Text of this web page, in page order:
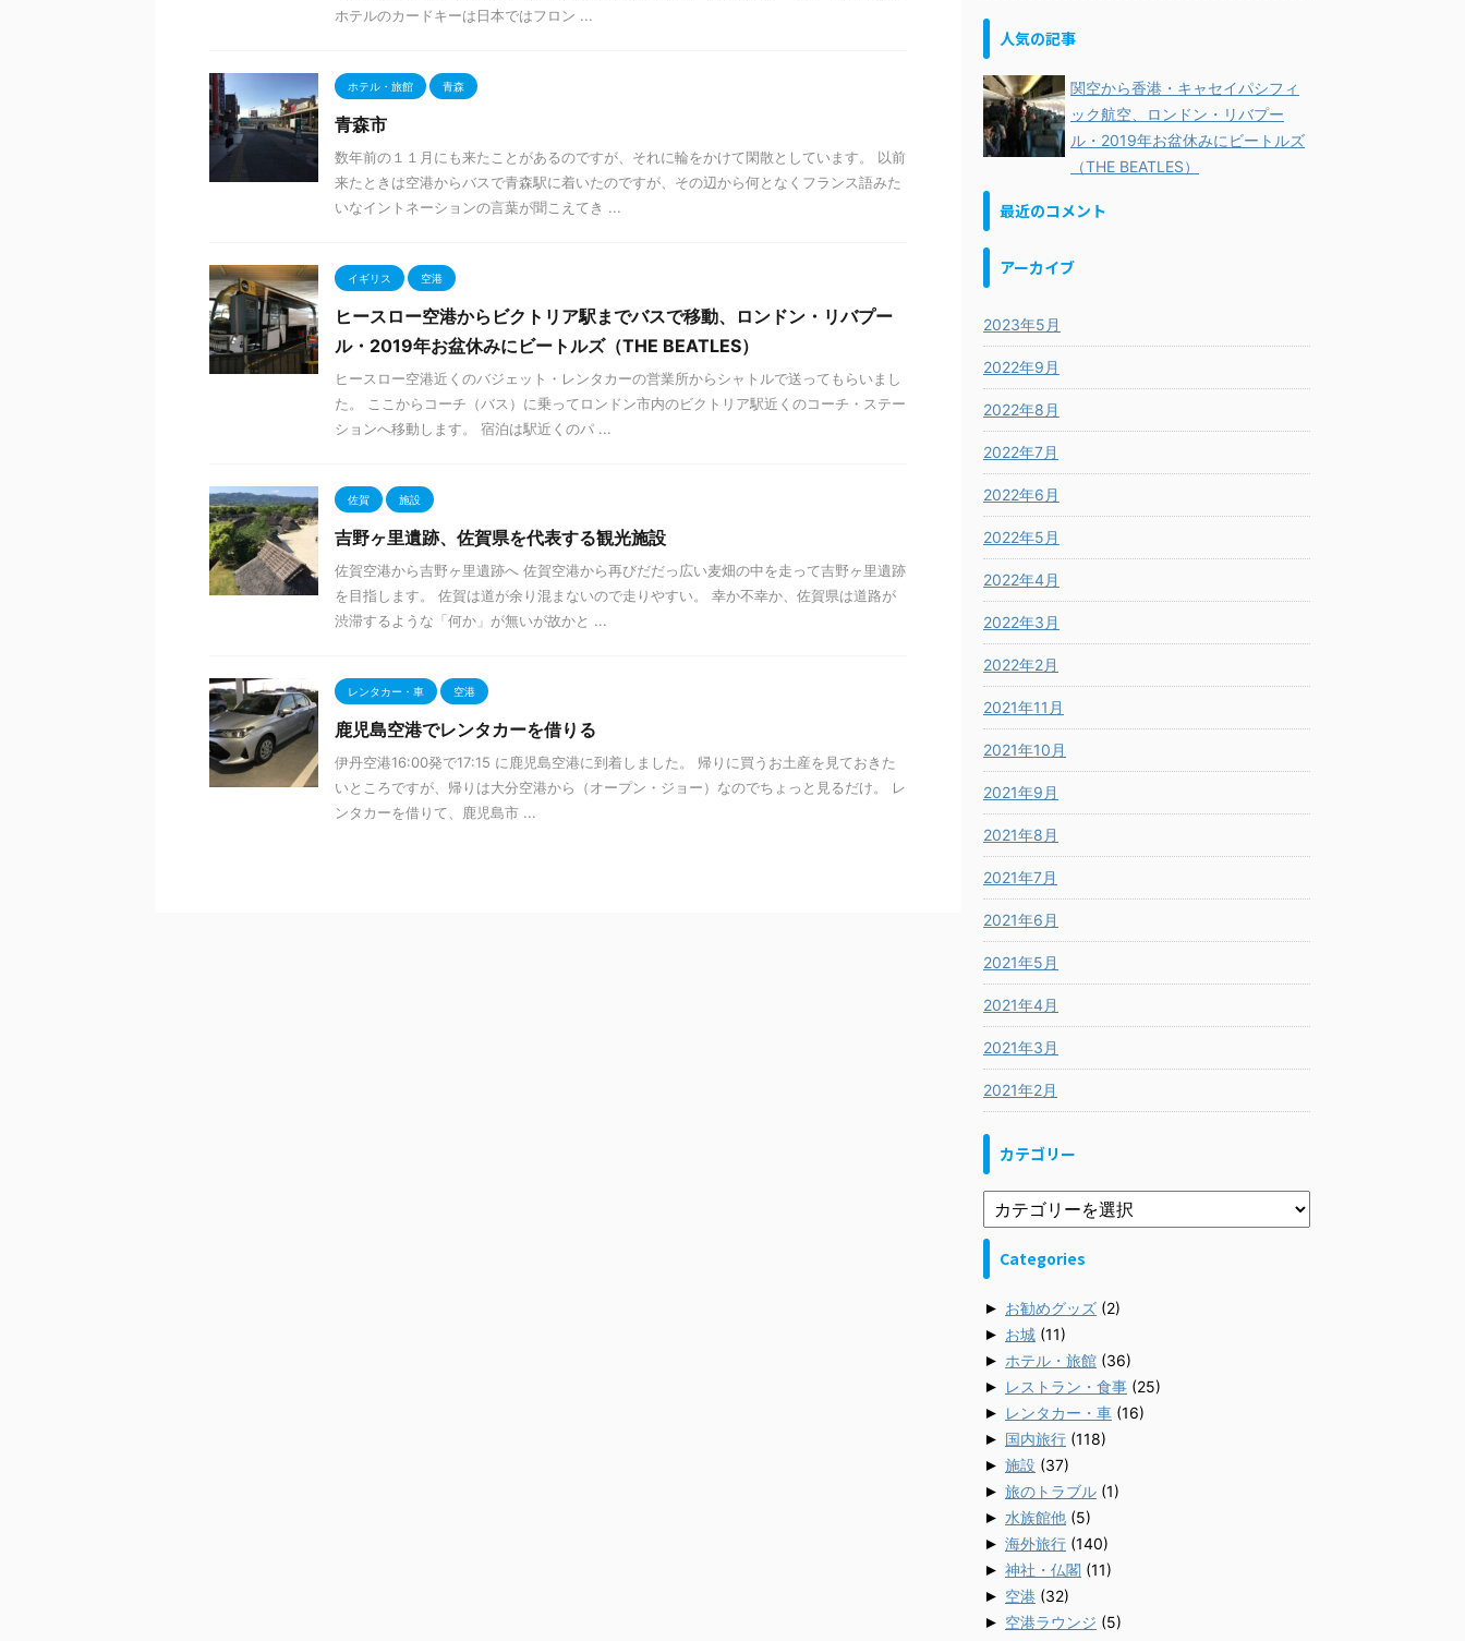
ホテルのカードキーは日本ではフロン ...
ホテル・旅館 青森
青森市
数年前の１１月にも来たことがあるのですが、それに輪をかけて閑散としています。 以前
来たときは空港からバスで青森駅に着いたのですが、その辺から何となくフランス語みた
いなイントネーションの言葉が聞こえてき ...
イギリス 空港
ヒースロー空港からビクトリア駅までバスで移動、ロンドン・リバプー
ル・2019年お盆休みにビートルズ（THE BEATLES）
ヒースロー空港近くのバジェット・レンタカーの営業所からシャトルで送ってもらいまし
た。 ここからコーチ（バス）に乗ってロンドン市内のビクトリア駅近くのコーチ・ステー
ションへ移動します。 宿泊は駅近くのパ ...
佐賀 施設
吉野ヶ里遺跡、佐賀県を代表する観光施設
佐賀空港から吉野ヶ里遺跡へ 佐賀空港から再びだだっ広い麦畑の中を走って吉野ヶ里遺跡
を目指します。 佐賀は道が余り混まないので走りやすい。 幸か不幸か、佐賀県は道路が
渋滞するような「何か」が無いが故かと ...
レンタカー・車 空港
鹿児島空港でレンタカーを借りる
伊丹空港16:00発で17:15 に鹿児島空港に到着しました。 帰りに買うお土産を見ておきた
いところですが、帰りは大分空港から（オープン・ジョー）なのでちょっと見るだけ。 レ
ンタカーを借りて、鹿児島市 ...
人気の記事
関空から香港・キャセイパシフィ
ック航空、ロンドン・リバプー
ル・2019年お盆休みにビートルズ
（THE BEATLES）
最近のコメント
アーカイブ
2023年5月
2022年9月
2022年8月
2022年7月
2022年6月
2022年5月
2022年4月
2022年3月
2022年2月
2021年11月
2021年10月
2021年9月
2021年8月
2021年7月
2021年6月
2021年5月
2021年4月
2021年3月
2021年2月
カテゴリー
Categories
► お勧めグッズ (2)
► お城 (11)
► ホテル・旅館 (36)
► レストラン・食事 (25)
► レンタカー・車 (16)
► 国内旅行 (118)
► 施設 (37)
► 旅のトラブル (1)
► 水族館他 (5)
► 海外旅行 (140)
► 神社・仏閣 (11)
► 空港 (32)
► 空港ラウンジ (5)